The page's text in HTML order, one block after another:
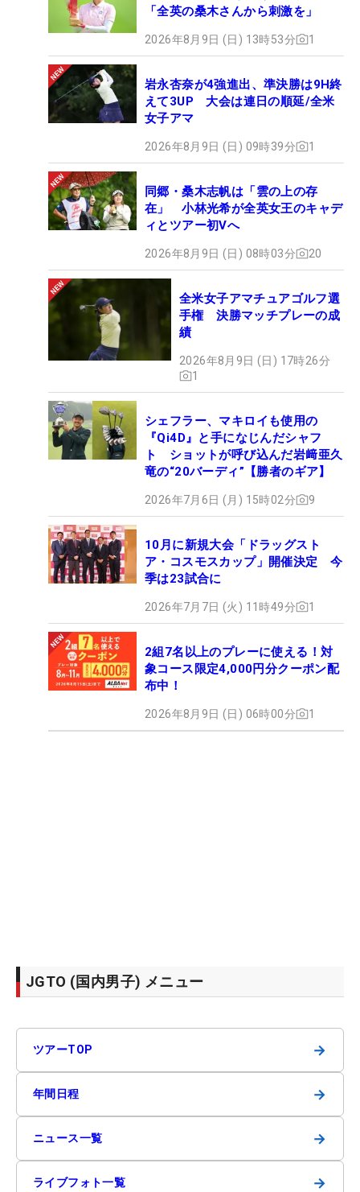
「全英の桑木さんから刺激を」
2026年8月9日 (日) 13時53分 1
岩永杏奈が4強進出、準決勝は9H終
えて3UP 大会は連日の順延/全米
女子アマ
2026年8月9日 (日) 09時39分 1
同郷・桑木志帆は「雲の上の存
在」 小林光希が全英女王のキャデ
ィとツアー初Vへ
2026年8月9日 (日) 08時03分 20
全米女子アマチュアゴルフ選
手権 決勝マッチプレーの成
績
2026年8月9日 (日) 17時26分
1
シェフラー、マキロイも使用の
『Qi4D』と手になじんだシャフ
ト ショットが呼び込んだ岩﨑亜久
竜の“20バーディ”【勝者のギア】
2026年7月6日 (月) 15時02分 9
10月に新規大会「ドラッグスト
ア・コスモスカップ」開催決定 今
季は23試合に
2026年7月7日 (火) 11時49分 1
2組7名以上のプレーに使える！対
象コース限定4,000円分クーポン配
布中！
2026年8月9日 (日) 06時00分 1
JGTO (国内男子) メニュー
ツアーTOP →
年間日程 →
ニュース一覧 →
ライブフォト一覧 →